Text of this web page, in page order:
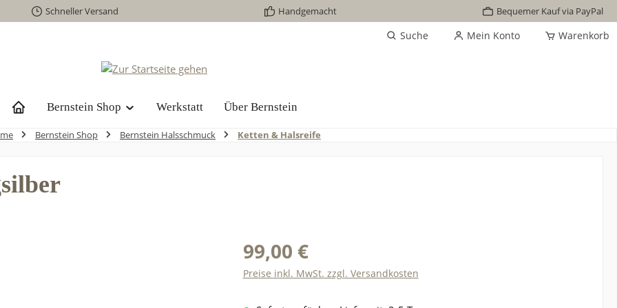
Schneller Versand Handgemacht Bequemer Kauf via PayPal
Suche Mein Konto Warenkorb
Bernstein Shop Werkstatt Über Bernstein
Bernstein Shop Bernstein Halsschmuck Ketten & Halsreife
99,00 €
Preise inkl. MwSt. zzgl. Versandkosten